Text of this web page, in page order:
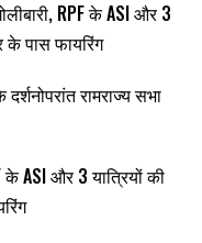
RPF के ASI और 3
के पास फायरिंग
दर्शनोपरांत रामराज्य सभा
के ASI और 3 यात्रियों की